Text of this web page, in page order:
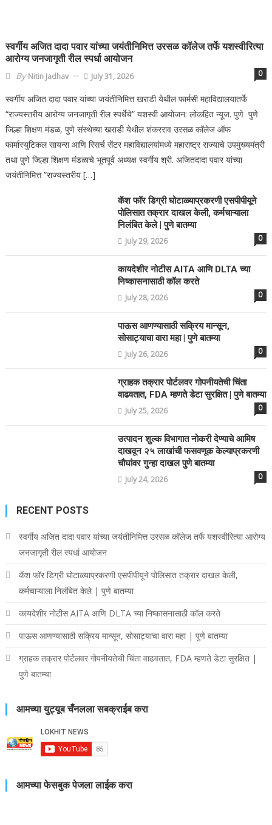
स्वर्गीय अजित दादा पवार यांच्या जयंतीनिमित्त उरसळ कॉलेज तर्फे यशस्वीरित्या
आरोग्य जनजागृती रील स्पर्धा आयोजन
ByNitin Jadhav July 31, 2026 0
स्वर्गीय अजित दादा पवार यांच्या जयंतीनिमित्त खराडी येथील फार्मसी महाविद्यालयातर्फे
“राज्यस्तरीय आरोग्य जनजागृती रील स्पर्धेचे” यशस्वी आयोजन: लोकहित न्यूज. पुणे पुणे
जिल्हा शिक्षण मंडळ, पुणे संस्थेच्या खराडी येथील शंकरराव उरसळ कॉलेज ऑफ
फार्मास्युटिकल सायन्स आणि रिसर्च सेंटर महाविद्यालयांमध्ये महाराष्ट्र राज्याचे उपमुख्यमंत्री
तथा पुणे जिल्हा शिक्षण मंडळाचे भूतपूर्व अध्यक्ष स्वर्गीय श्री. अजितदादा पवार यांच्या
जयंतीनिमित्त ”राज्यस्तरीय […]
कॅश फॉर डिग्री घोटाळ्याप्रकरणी एसपीपीयूने
पोलिसात तक्रार दाखल केली, कर्मचाऱ्याला
निलंबित केले | पुणे बातम्या
July 29, 2026 0
कायदेशीर नोटीस AITA आणि DLTA च्या
निष्कासनासाठी कॉल करते
July 28, 2026 0
पाऊस आणण्यासाठी सक्रिय मान्सून,
सोसाट्याचा वारा महा | पुणे बातम्या
July 26, 2026 0
ग्राहक तक्रार पोर्टलवर गोपनीयतेची चिंता
वाढवतात, FDA म्हणते डेटा सुरक्षित | पुणे बातम्या
July 25, 2026 0
उत्पादन शुल्क विभागात नोकरी देण्याचे आमिष
दाखवून २५ लाखांची फसवणूक केल्याप्रकरणी
चौघांवर गुन्हा दाखल पुणे बातम्या
July 24, 2026 0
RECENT POSTS
स्वर्गीय अजित दादा पवार यांच्या जयंतीनिमित्त उरसळ कॉलेज तर्फे यशस्वीरित्या आरोग्य
जनजागृती रील स्पर्धा आयोजन
कॅश फॉर डिग्री घोटाळ्याप्रकरणी एसपीपीयूने पोलिसात तक्रार दाखल केली,
कर्मचाऱ्याला निलंबित केले | पुणे बातम्या
कायदेशीर नोटीस AITA आणि DLTA च्या निष्कासनासाठी कॉल करते
पाऊस आणण्यासाठी सक्रिय मान्सून, सोसाट्याचा वारा महा | पुणे बातम्या
ग्राहक तक्रार पोर्टलवर गोपनीयतेची चिंता वाढवतात, FDA म्हणते डेटा सुरक्षित |
पुणे बातम्या
आमच्या युट्यूब चँनलला सबक्राईब करा
आमच्या फेसबुक पेजला लाईक करा